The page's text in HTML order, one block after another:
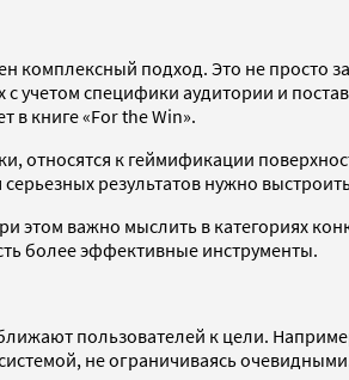
подход. Это не просто
учетом специфики аудитории и
в книге «For the Win».
относятся к геймификации
результатов нужно
важно мыслить в категориях
более эффективные инструменты.
пользователей к цели.
не ограничиваясь